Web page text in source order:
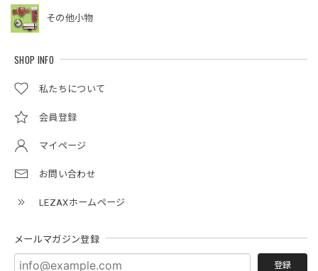
その他小物
SHOP INFO
私たちについて
会員登録
マイページ
お問い合わせ
LEZAXホームページ
メールマガジン登録
登録